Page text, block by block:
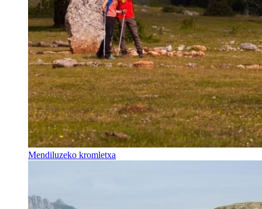
Mendiluzeko kromletxa